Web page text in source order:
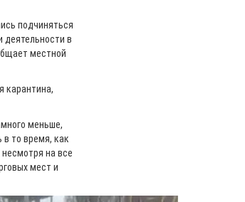
подчиняться
деятельности в
местной
карантина,
меньше,
в то время, как
на все
мест и